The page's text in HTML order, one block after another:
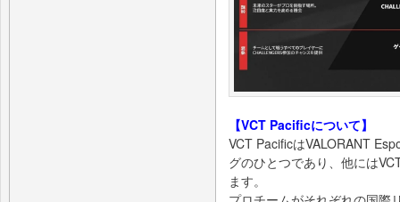
【VCT Pacificについて】
VCT PacificはVALORANT
グのひとつであり、他には
ます。